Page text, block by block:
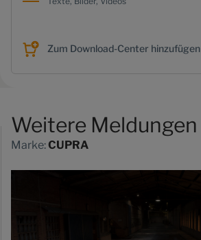
Zum Download-Center hinzufügen
Weitere Meldungen
Marke:CUPRA